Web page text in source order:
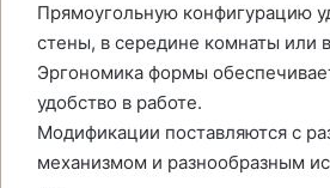
Прямоугольную конфигурацию
стены, в середине комнаты или
Эргономика формы
удобство в работе.
Модификации поставляются с
механизмом и разнообразным